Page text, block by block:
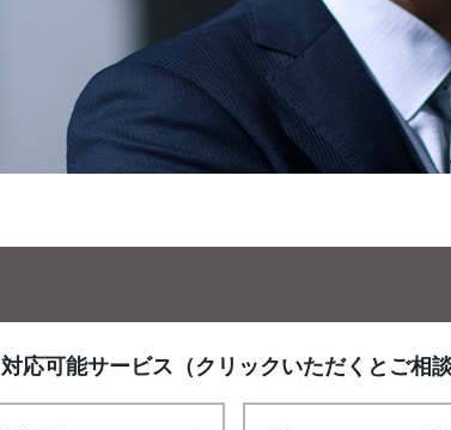
対応可能サービス（クリックいただくとご相